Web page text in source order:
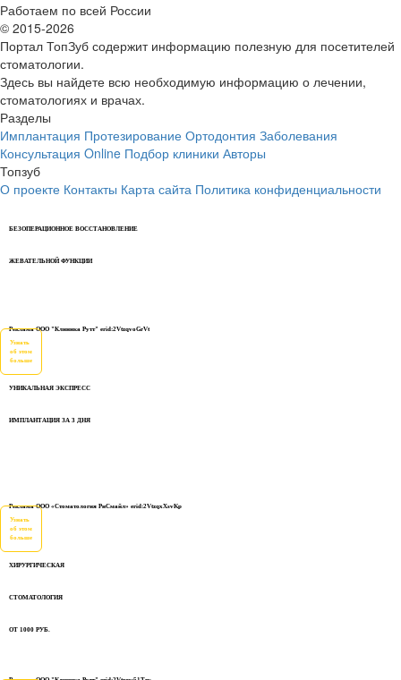
Работаем по всей России
© 2015-2026
Портал ТопЗуб содержит информацию полезную для посетителей
стоматологии.
Здесь вы найдете всю необходимую информацию о лечении,
стоматологиях и врачах.
Разделы
Имплантация Протезирование Ортодонтия Заболевания
Консультация Online Подбор клиники Авторы
Топзуб
О проекте Контакты Карта сайта Политика конфиденциальности
БЕЗОПЕРАЦИОННОЕ ВОССТАНОВЛЕНИЕ
ЖЕВАТЕЛЬНОЙ ФУНКЦИИ
Реклама ООО "Клиника Рутт" erid:2VtzqvoGrVt
Узнать
об этом
больше
УНИКАЛЬНАЯ ЭКСПРЕСС
ИМПЛАНТАЦИЯ ЗА 3 ДНЯ
Реклама ООО «Стоматология РиСмайл» erid:2VtzqxXsvKp
Узнать
об этом
больше
ХИРУРГИЧЕСКАЯ
СТОМАТОЛОГИЯ
ОТ 1000 РУБ.